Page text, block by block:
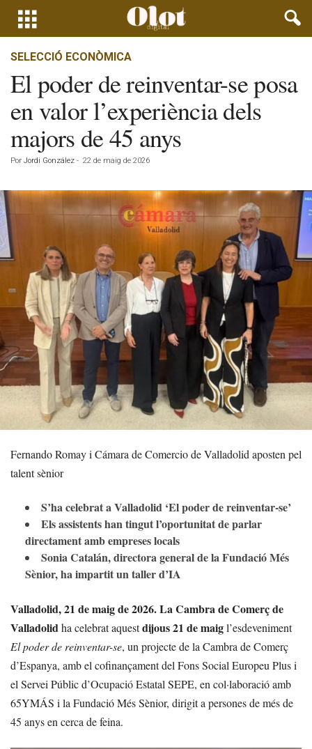
SELECCIÓ ECONÒMICA
El poder de reinventar-se posa
en valor l’experiència dels
majors de 45 anys
Por Jordi González - 22 de maig de 2026
Fernando Romay i Cámara de Comercio de Valladolid aposten pel
talent sènior
S’ha celebrat a Valladolid ‘El poder de reinventar-se’
Els assistents han tingut l’oportunitat de parlar
directament amb empreses locals
Sonia Catalán, directora general de la Fundació Més
Sènior, ha impartit un taller d’IA
Valladolid, 21 de maig de 2026.La Cambra de Comerç de
Valladolidha celebrat aquestdijous 21 de maigl’esdeveniment
El poder de reinventar-se, un projecte de la Cambra de Comerç
d’Espanya, amb el cofinançament del Fons Social Europeu Plus i
el Servei Públic d’Ocupació Estatal SEPE, en col·laboració amb
65YMÁS i la Fundació Més Sènior, dirigit a persones de més de
45 anys en cerca de feina.